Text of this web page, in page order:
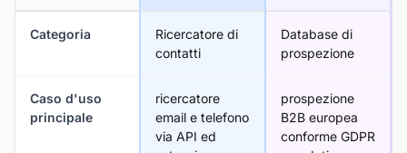
Categoria
Ricercatore di
contatti
Database di
prospezione
Caso d'uso
principale
ricercatore
email e telefono
via API ed
prospezione
B2B europea
conforme GDPR